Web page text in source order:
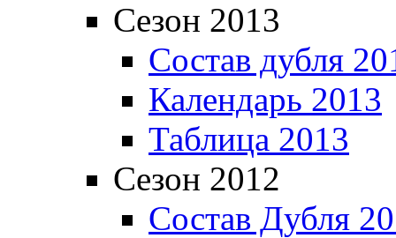
Сезон 2013
Состав дубля
Календарь 2013
Таблица 2013
Сезон 2012
Состав Дубля